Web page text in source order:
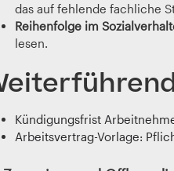
das auf fehlende fachliche
Reihenfolge im
lesen.
Kündigungsfrist
Arbeitsvertrag-Vorlage: